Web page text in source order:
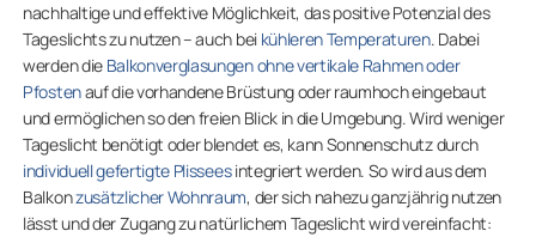
nachhaltige und effektive Möglichkeit, das positive Potenzial des
Tageslichts zu nutzen – auch bei kühleren Temperaturen. Dabei
werden die Balkonverglasungen ohne vertikale Rahmen oder
Pfostenauf die vorhandene Brüstung oder raumhoch eingebaut
und ermöglichen so den freien Blick in die Umgebung. Wird weniger
Tageslicht benötigt oder blendet es, kann Sonnenschutz durch
individuell gefertigte Plisseesintegriert werden. So wird aus dem
Balkonzusätzlicher Wohnraum, der sich nahezu ganzjährig nutzen
lässt und der Zugang zu natürlichem Tageslicht wird vereinfacht: